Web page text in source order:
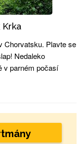
Krka
Chorvatsku. Plavte se
Nedaleko
v parném počasí